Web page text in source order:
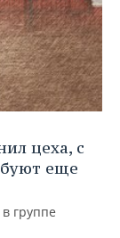
цеха, с
еще
группе